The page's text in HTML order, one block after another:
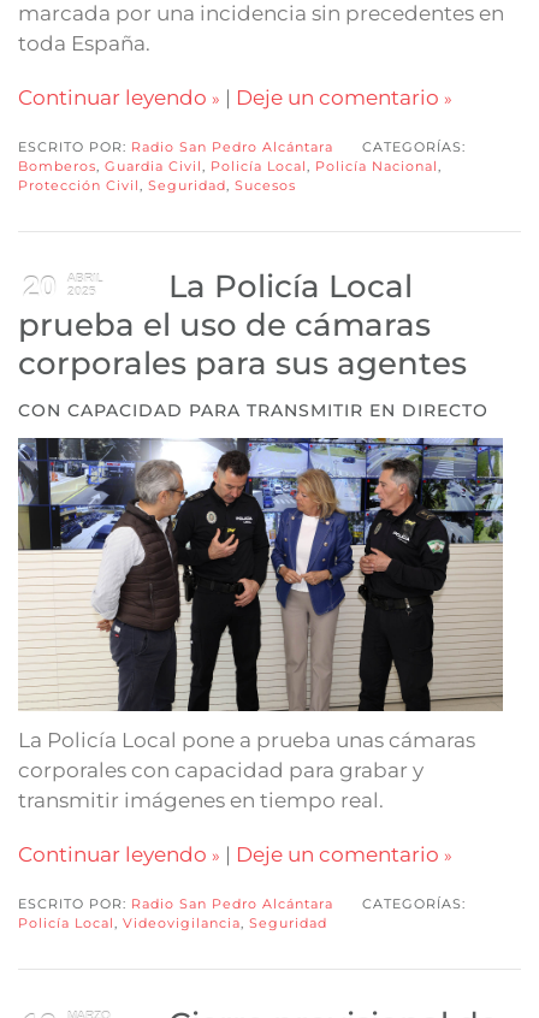
marcada por una incidencia sin precedentes en
toda España.
Continuar leyendo | Deje un comentario
ESCRITO POR: Radio San Pedro Alcántara
CATEGORÍAS:
Bomberos, Guardia Civil, Policía Local, Policía Nacional,
Protección Civil, Seguridad, Sucesos
20
ABRIL
2025
La Policía Local
prueba el uso de cámaras
corporales para sus agentes
CON CAPACIDAD PARA TRANSMITIR EN DIRECTO
La Policía Local pone a prueba unas cámaras
corporales con capacidad para grabar y
transmitir imágenes en tiempo real.
Continuar leyendo | Deje un comentario
ESCRITO POR: Radio San Pedro Alcántara
CATEGORÍAS:
Policía Local, Videovigilancia, Seguridad